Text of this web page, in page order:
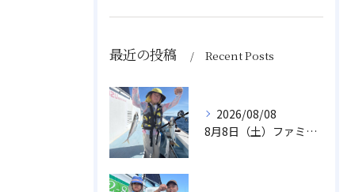
最近の投稿 Recent Posts
2026/08/08
8月8日（土）ファミリーアジ